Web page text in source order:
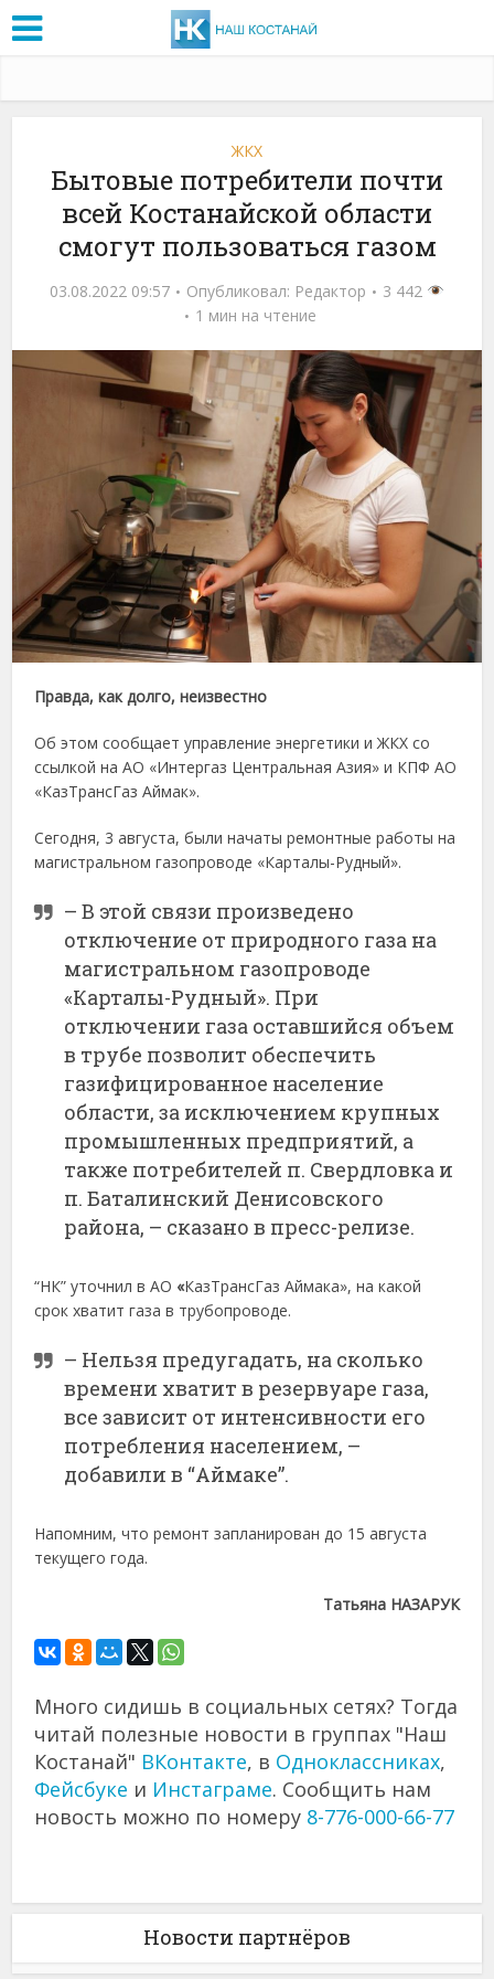
ЖКХ
Бытовые потребители почти
всей Костанайской области
смогут пользоваться газом
03.08.2022 09:57 Опубликовал: Редактор
3 442
1 мин на чтение
Правда, как долго, неизвестно
Об этом сообщает управление энергетики и ЖКХ со
ссылкой на АО «Интергаз Центральная Азия» и КПФ АО
«КазТрансГаз Аймак».
Сегодня, 3 августа, были начаты ремонтные работы на
магистральном газопроводе «Карталы-Рудный».
– В этой связи произведено
отключение от природного газа на
магистральном газопроводе
«Карталы-Рудный». При
отключении газа оставшийся объем
в трубе позволит обеспечить
газифицированное население
области, за исключением крупных
промышленных предприятий, а
также потребителей п. Свердловка и
п. Баталинский Денисовского
района, – сказано в пресс-релизе.
“НК” уточнил в АО «КазТрансГаз Аймака», на какой
срок хватит газа в трубопроводе.
– Нельзя предугадать, на сколько
времени хватит в резервуаре газа,
все зависит от интенсивности его
потребления населением, –
добавили в “Аймаке”.
Напомним, что ремонт запланирован до 15 августа
текущего года.
Татьяна НАЗАРУК
Много сидишь в социальных сетях? Тогда
читай полезные новости в группах "Наш
Костанай" ВКонтакте, в Одноклассниках,
Фейсбуке и Инстаграме. Сообщить нам
новость можно по номеру 8-776-000-66-77
Новости партнёров